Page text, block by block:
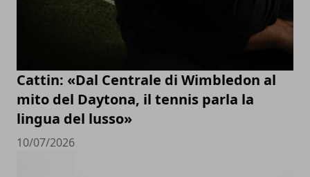
Cattin: «Dal Centrale di Wimbledon al
mito del Daytona, il tennis parla la
lingua del lusso»
10/07/2026